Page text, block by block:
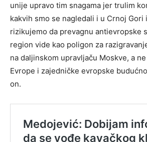
unije upravo tim snagama jer trulim
kakvih smo se nagledali i u Crnoj Gori
rizikujemo da prevagnu antievropske
region vide kao poligon za
na daljinskom upravljaču Moskve, a
Evrope i zajedničke evropske
on.